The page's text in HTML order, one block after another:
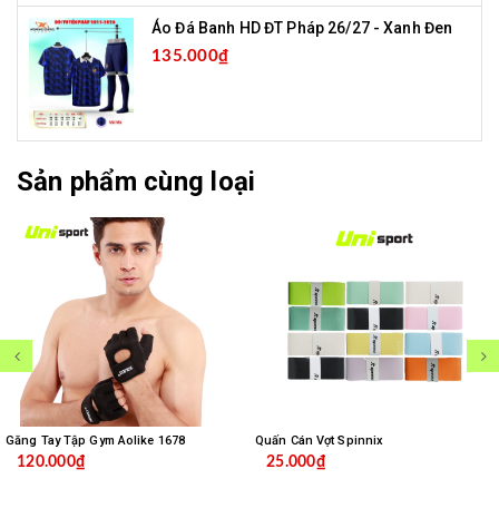
Áo Đá Banh HD ĐT Pháp 26/27 - Xanh Đen
135.000₫
Sản phẩm cùng loại
Găng Tay Tập Gym Aolike 1678
120.000₫
Quấn Cán Vợt Spinnix
25.000₫